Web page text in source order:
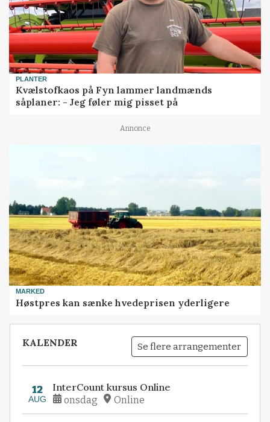
PLANTER
Kvælstofkaos på Fyn lammer landmænds
såplaner: - Jeg føler mig pisset på
Annonce
MARKED
Høstpres kan sænke hvedeprisen yderligere
KALENDER Se flere arrangementer
12
AUG
InterCount kursus Online
onsdag Online